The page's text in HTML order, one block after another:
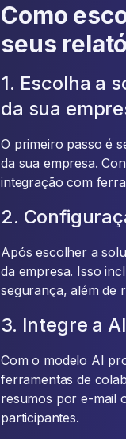
Como
seus
1. Escolha a
da sua
O primeiro passo é
da sua empresa.
integração com
2.
Após escolher a
da empresa. Isso
segurança, além de
3. Integre a
Com o modelo AI
ferramentas de
resumos por e-mail
participantes.